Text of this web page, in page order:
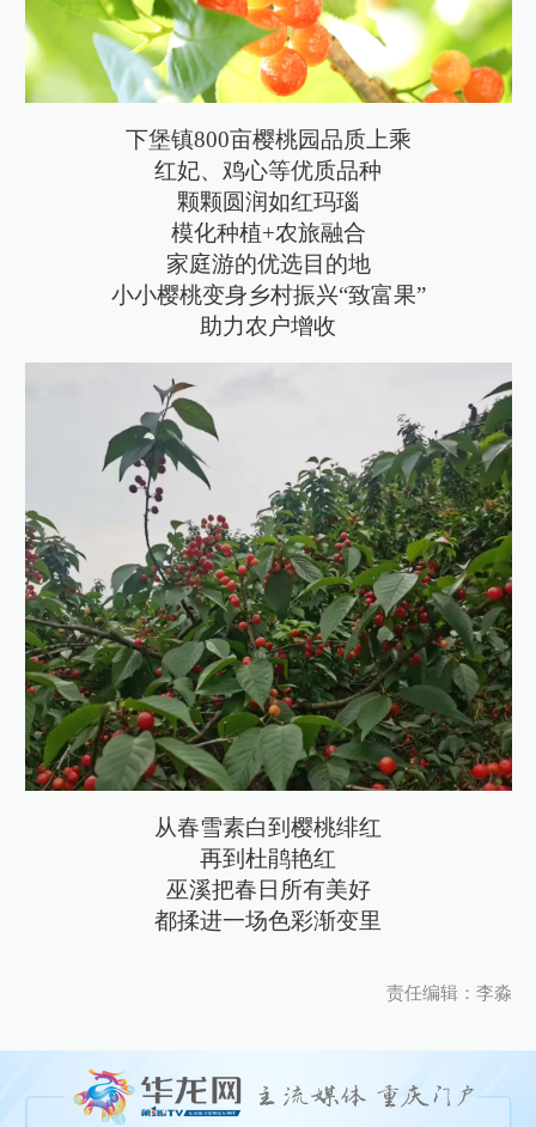
下堡镇800亩樱桃园品质上乘
红妃、鸡心等优质品种
颗颗圆润如红玛瑙
模化种植+农旅融合
家庭游的优选目的地
小小樱桃变身乡村振兴“致富果”
助力农户增收
从春雪素白到樱桃绯红
再到杜鹃艳红
巫溪把春日所有美好
都揉进一场色彩渐变里
责任编辑：李淼